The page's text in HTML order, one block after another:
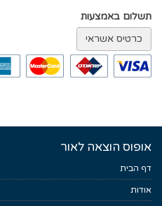
תשלום באמצעות
אופוס הוצאה לאור
דף הבית
אודות